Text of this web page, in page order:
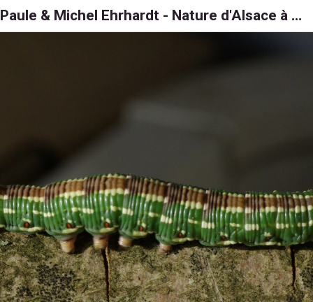
Paule & Michel Ehrhardt - Nature d'Alsace à 6, 8 et 1000 pattes